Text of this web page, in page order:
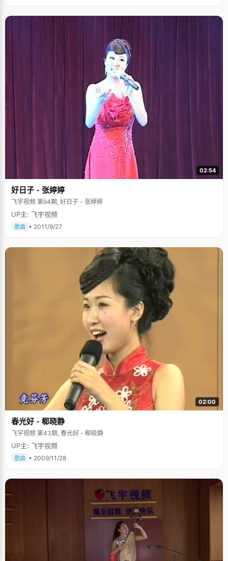
德胜门箭楼、广化寺、汇通祠、会贤堂。 著名的《帝京景物略》中则以“西湖
春，秦淮夏，洞庭秋”来赞美什刹海的神韵。什刹海景区风光秀丽，被誉为
“北方的水乡”。随着游客的增多，这里逐渐出现了一些古文化商店、小吃街
和酒吧等，因此，也成为了京城文化街之一。
02:54
好日子 - 张婷婷
飞宇视频 第94期, 好日子 - 张婷婷
UP主: 飞宇视频
歌曲 • 2011/9/27
02:00
春光好 - 郗晓静
飞宇视频 第43期, 春光好 - 郗晓静
UP主: 飞宇视频
歌曲 • 2009/11/28